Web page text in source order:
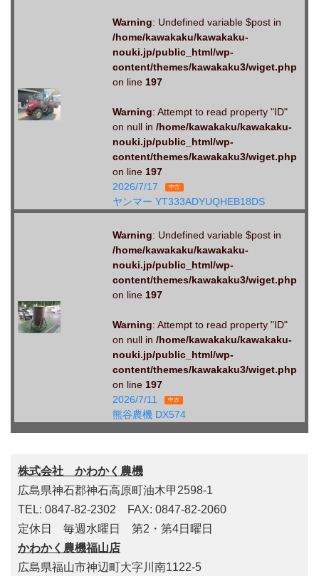
Warning: Undefined variable $post in
/home/kawakaku/kawakaku-
nouki.jp/public_html/wp-
content/themes/kawakaku3/wiget.php
on line 197
Warning: Attempt to read property "ID"
on null in /home/kawakaku/kawakaku-
nouki.jp/public_html/wp-
content/themes/kawakaku3/wiget.php
on line 197
2026/7/17
中古
ヤンマー YT333ADYUQHEB18DS
Warning: Undefined variable $post in
/home/kawakaku/kawakaku-
nouki.jp/public_html/wp-
content/themes/kawakaku3/wiget.php
on line 197
Warning: Attempt to read property "ID"
on null in /home/kawakaku/kawakaku-
nouki.jp/public_html/wp-
content/themes/kawakaku3/wiget.php
on line 197
2026/7/11
中古
熊谷農機 DX574
株式会社 かわかく農機
広島県神石郡神石高原町油木甲2598-1
TEL: 0847-82-2302 FAX: 0847-82-2060
定休日 毎週水曜日 第2・第4日曜日
かわかく農機福山店
広島県福山市神辺町大字川南1122-5